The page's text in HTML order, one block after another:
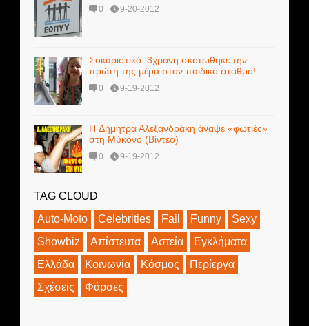
0 9-20-2012
Σοκαριστικό: 3χρονη σκοτώθηκε την
πρώτη της μέρα στον παιδικό σταθμό!
0 9-19-2012
H Δήμητρα Αλεξανδράκη άναψε «φωτιές»
στη Μύκονο (Bίντεο)
0 9-19-2012
TAG CLOUD
Auto-Moto
Celebrities Fail Funny
Sexy
Showbiz
Απίστευτα Αστεία
Εγκλήματα
Ελλάδα
Κοινωνία Κόσμος
Περίεργα
Σχέσεις
Φάρσες